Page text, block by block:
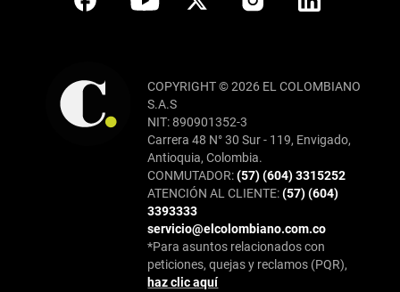
COPYRIGHT © 2026 EL COLOMBIANO
S.A.S
NIT: 890901352-3
Carrera 48 N° 30 Sur - 119, Envigado,
Antioquia, Colombia.
CONMUTADOR:(57) (604) 3315252
ATENCIÓN AL CLIENTE:(57) (604)
3393333
servicio@elcolombiano.com.co
*Para asuntos relacionados con
peticiones, quejas y reclamos (PQR),
haz clic aquí